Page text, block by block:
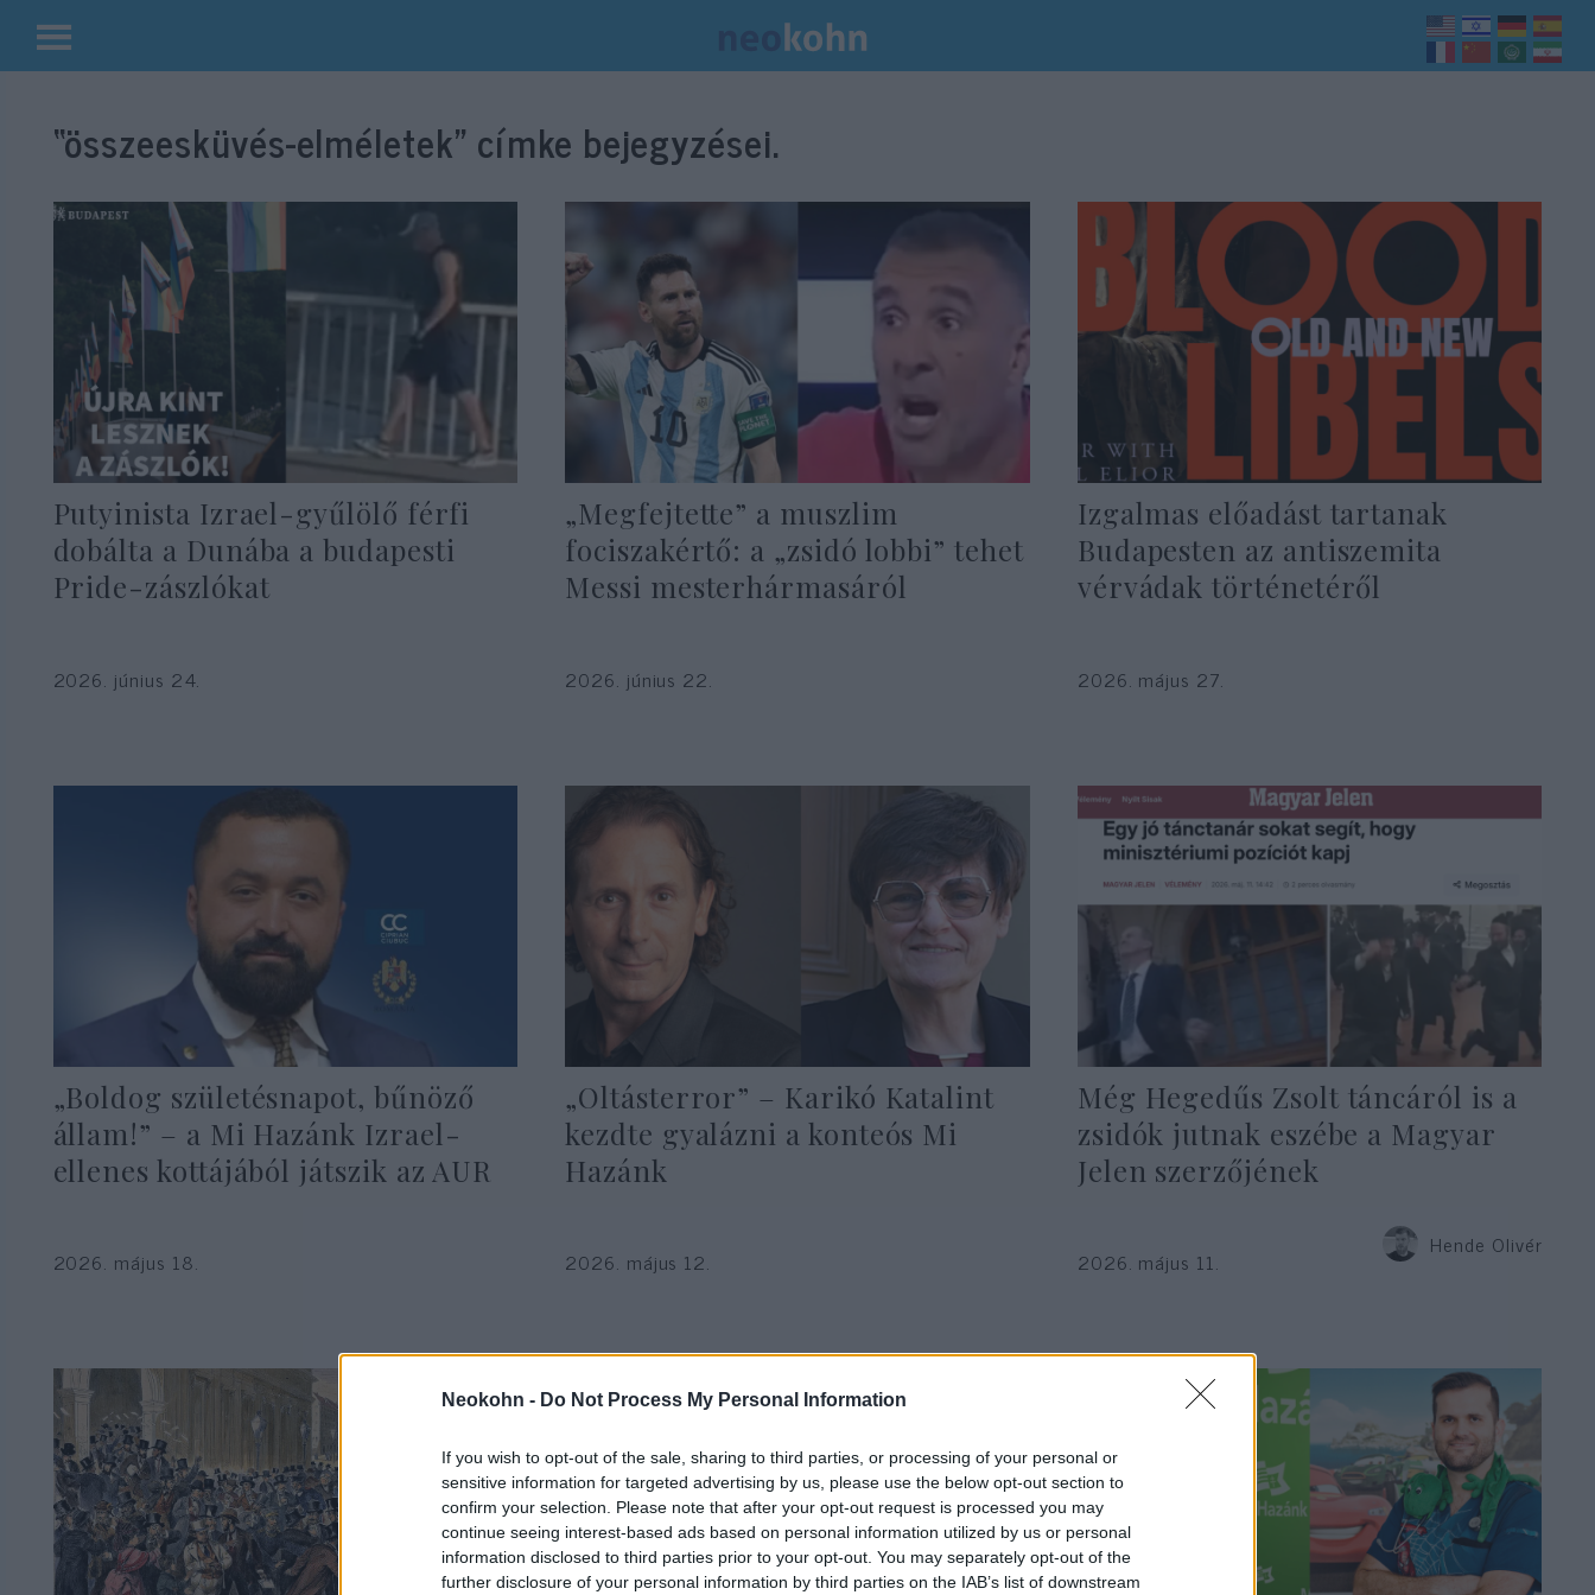
Neokohn - Do Not Process My Personal Information
If you wish to opt-out of the sale, sharing to third parties, or processing of your personal or
sensitive information for targeted advertising by us, please use the below opt-out section to
confirm your selection. Please note that after your opt-out request is processed you may
continue seeing interest-based ads based on personal information utilized by us or personal
information disclosed to third parties prior to your opt-out. You may separately opt-out of the
further disclosure of your personal information by third parties on the IAB’s list of downstream
Kilépés
tartalomba“összeesküvés-elméletek” címke bejegyzései.
Putyinista Izrael-gyűlölő férfi
dobálta a Dunába a budapesti
Pride-zászlókat
2026. június 24.
„Megfejtette” a muszlim
fociszakértő: a „zsidó lobbi” tehet
Messi mesterhármasáról
2026. június 22.
Izgalmas előadást tartanak
Budapesten az antiszemita
vérvádak történetéről
2026. május 27.
„Boldog születésnapot, bűnöző
állam!” – a Mi Hazánk Izrael-
ellenes kottájából játszik az AUR
2026. május 18.
„Oltásterror” – Karikó Katalint
kezdte gyalázni a konteós Mi
Hazánk
2026. május 12.
Még Hegedűs Zsolt táncáról is a
zsidók jutnak eszébe a Magyar
Jelen szerzőjének
Hende Olivér
2026. május 11.